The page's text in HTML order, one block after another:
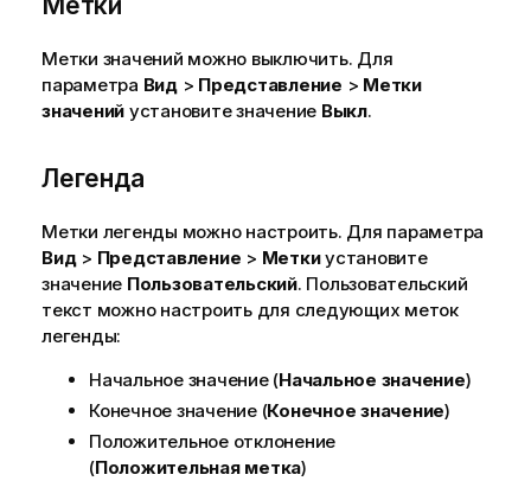
Метки значений можно выключить. Для
параметра Вид> Представление > Метки
значений установите значение Выкл.
Легенда
Метки легенды можно настроить. Для параметра
Вид> Представление > Меткиустановите
значение Пользовательский. Пользовательский
текст можно настроить для следующих меток
легенды:
Начальное значение (Начальное значение)
Конечное значение (Конечное значение)
Положительное отклонение
(Положительная метка)